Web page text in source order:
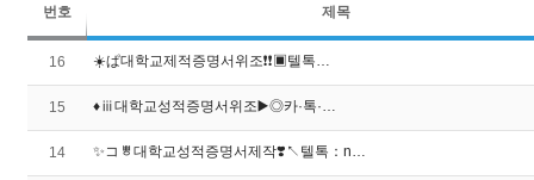
번호 제목
16 ☀️ぱ대학교제적증명서위조❗❗️▣텔­톡…
15 ♦️ⅲ대학교성적증명서위조▶️◎카·톡·…
14 ✨コㅹ대학교성적증명서제작❣️↖텔­톡：n…